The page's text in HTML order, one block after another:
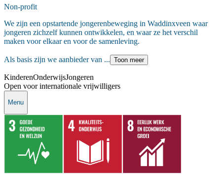
Non-profit
We zijn een opstartende jongerenbeweging in Waddinxveen waar
jongeren zichzelf kunnen ontwikkelen, en waar ze het verschil
maken voor elkaar en voor de samenleving.
Als basis zijn we aanbieder van ... Toon meer
KinderenOnderwijsJongeren
Open voor internationale vrijwilligers
Menu